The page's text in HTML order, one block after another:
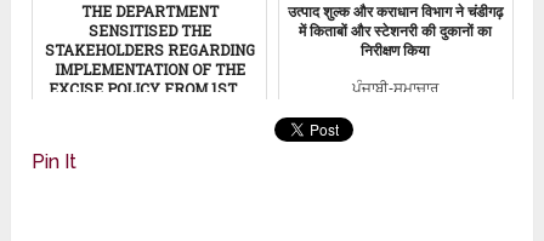
​​THE DEPARTMENT
SENSITISED THE
STAKEHOLDERS REGARDING
IMPLEMENTATION OF THE
EXCISE POLICY FROM 1ST ...
उत्पाद शुल्क और कराधान विभाग ने चंडीगढ़
में किताबों और स्टेशनरी की दुकानों का
निरीक्षण किया
ਪੰਜਾਬੀ-ਸਮਾਚਾਰ
Pin It